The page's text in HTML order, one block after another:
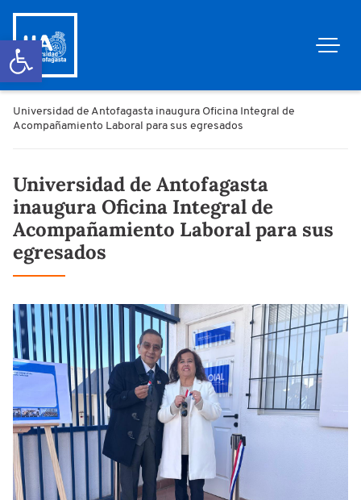
Abrir barra de herramientas
Universidad de Antofagasta inaugura Oficina Integral de
Acompañamiento Laboral para sus egresados
Universidad de Antofagasta
inaugura Oficina Integral de
Acompañamiento Laboral para sus
egresados